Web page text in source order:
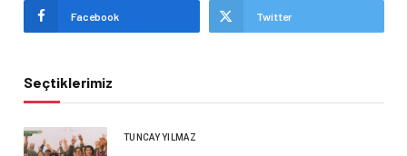
Facebook Twitter
Seçtiklerimiz
TUNCAY YILMAZ